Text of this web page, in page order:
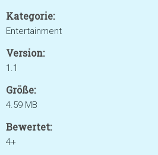
Kategorie:
Entertainment
Version:
1.1
Größe:
4.59 MB
Bewertet:
4+